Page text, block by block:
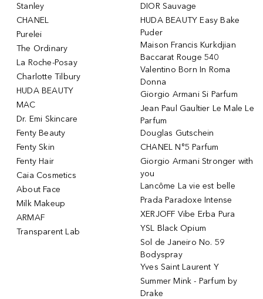
Stanley
CHANEL
Purelei
The Ordinary
La Roche-Posay
Charlotte Tilbury
HUDA BEAUTY
MAC
Dr. Emi Skincare
Fenty Beauty
Fenty Skin
Fenty Hair
Caia Cosmetics
About Face
Milk Makeup
ARMAF
Transparent Lab
DIOR Sauvage
HUDA BEAUTY Easy Bake
Puder
Maison Francis Kurkdjian
Baccarat Rouge 540
Valentino Born In Roma
Donna
Giorgio Armani Si Parfum
Jean Paul Gaultier Le Male Le
Parfum
Douglas Gutschein
CHANEL N°5 Parfum
Giorgio Armani Stronger with
you
Lancôme La vie est belle
Prada Paradoxe Intense
XERJOFF Vibe Erba Pura
YSL Black Opium
Sol de Janeiro No. 59
Bodyspray
Yves Saint Laurent Y
Summer Mink - Parfum by
Drake